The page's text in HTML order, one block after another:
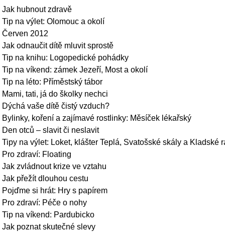
Jak hubnout zdravě
Tip na výlet: Olomouc a okolí
Červen 2012
Jak odnaučit dítě mluvit sprostě
Tip na knihu: Logopedické pohádky
Tip na víkend: zámek Jezeří, Most a okolí
Tip na léto: Příměstský tábor
Mami, tati, já do školky nechci
Dýchá vaše dítě čistý vzduch?
Bylinky, koření a zajímavé rostlinky: Měsíček lékařský
Den otců – slavit či neslavit
Tipy na výlet: Loket, klášter Teplá, Svatošské skály a Kladské
Pro zdraví: Floating
Jak zvládnout krize ve vztahu
Jak přežít dlouhou cestu
Pojďme si hrát: Hry s papírem
Pro zdraví: Péče o nohy
Tip na víkend: Pardubicko
Jak poznat skutečné slevy